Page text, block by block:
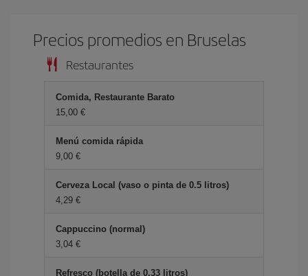
Precios promedios en Bruselas
Restaurantes
Comida, Restaurante Barato
15,00 €
Menú comida rápida
9,00 €
Cerveza Local (vaso o pinta de 0.5 litros)
4,29 €
Cappuccino (normal)
3,04 €
Refresco (botella de 0.33 litros)